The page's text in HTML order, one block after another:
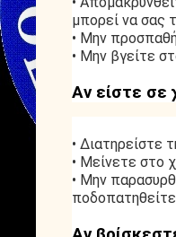
μπορεί να σας
• Μην
• Μην βγείτε
Αν είστε σε
• Διατηρείστε
• Μείνετε στο
• Μην
ποδοπατηθείτε